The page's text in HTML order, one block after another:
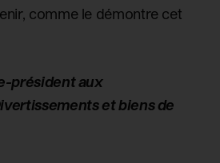
comme le démontre cet
président aux
et biens de